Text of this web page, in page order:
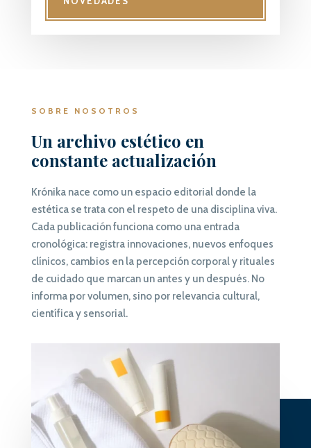
SOBRE NOSOTROS
Un archivo estético en
constante actualización
Krónika nace como un espacio editorial donde la
estética se trata con el respeto de una disciplina viva.
Cada publicación funciona como una entrada
cronológica: registra innovaciones, nuevos enfoques
clínicos, cambios en la percepción corporal y rituales
de cuidado que marcan un antes y un después. No
informa por volumen, sino por relevancia cultural,
científica y sensorial.